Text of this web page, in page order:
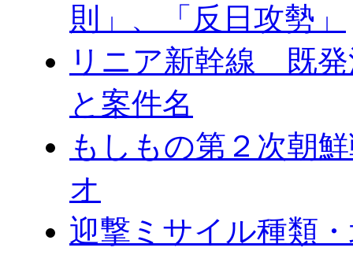
則」、「反日攻勢」
リニア新幹線 既発
と案件名
もしもの第２次朝
オ
迎撃ミサイル種類